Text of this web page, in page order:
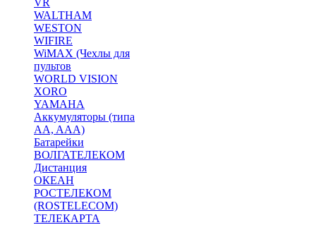
VR
WALTHAM
WESTON
WIFIRE
WiMAX (Чехлы для
пультов
WORLD VISION
XORO
YAMAHA
Аккумуляторы (типа
AA, AAA)
Батарейки
ВОЛГАТЕЛЕКОМ
Дистанция
ОКЕАН
РОСТЕЛЕКОМ
(ROSTELECOM)
ТЕЛЕКАРТА